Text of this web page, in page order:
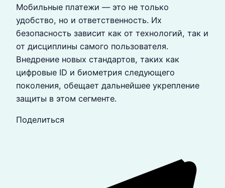
Мобильные платежи — это не только
удобство, но и ответственность. Их
безопасность зависит как от технологий, так и
от дисциплины самого пользователя.
Внедрение новых стандартов, таких как
цифровые ID и биометрия следующего
поколения, обещает дальнейшее укрепление
защиты в этом сегменте.
Поделиться